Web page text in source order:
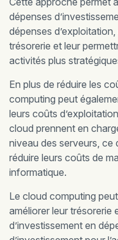
dépenses
dépenses
trésorerie et leur
activités plus
En plus de réduire les
computing peut
leurs coûts
cloud prennent en
niveau des serveurs, ce
réduire leurs coûts de
informatique.
Le cloud computing
améliorer leur trésorerie
d’investissement en